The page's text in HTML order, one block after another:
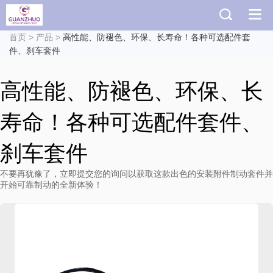
首页 > 产品 > 高性能、防褪色、环保、长寿命！各种可选配件套
件、刹车套件
高性能、防褪色、环保、长
寿命！各种可选配件套件、
刹车套件
不要再犹豫了，立即提交您的询问以获取这款出色的安装附件制动套件并
开始可靠制动的全新体验！